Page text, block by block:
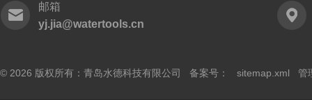
邮箱
yj.jia@watertools.cn
© 2026 版权所有：青岛水德科技有限公司 备案号： sitemap.xml 管